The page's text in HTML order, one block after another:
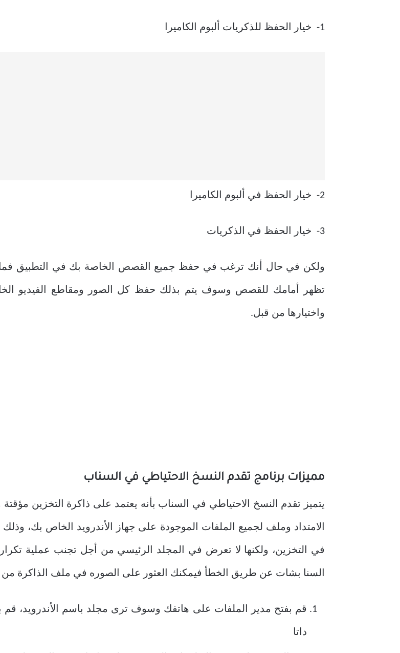
1- خيار الحفظ للذكريات ألبوم الكاميرا
2- خيار الحفظ في ألبوم الكاميرا
3- خيار الحفظ في الذكريات
ولكن في حال أنك ترغب في حفظ جميع القصص الخاصة بك في التطبيق
تظهر أمامك للقصص وسوف يتم بذلك حفظ كل الصور ومقاطع الفيديو
واختيارها من قبل.
مميزات برنامج تقدم النسخ الاحتياطي في السناب
يتميز تقدم النسخ الاحتياطي في السناب بأنه يعتمد على ذاكرة التخزين
الامتداد وملف لجميع الملفات الموجودة على جهاز الأندرويد الخاص بك،
في التخزين، ولكنها لا تعرض في المجلد الرئيسي من أجل تجنب عملية
السنا بشات عن طريق الخطأ فيمكنك العثور على الصوره في ملف الذاكرة من
قم بفتح مدير الملفات على هاتفك وسوف ترى مجلد باسم الأندرويد، قم بفتح
داتا